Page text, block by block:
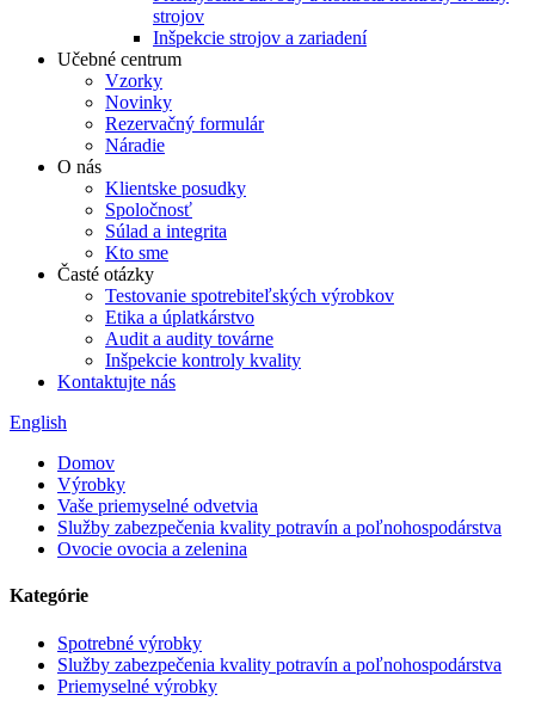
strojov
Inšpekcie strojov a zariadení
Učebné centrum
Vzorky
Novinky
Rezervačný formulár
Náradie
O nás
Klientske posudky
Spoločnosť
Súlad a integrita
Kto sme
Časté otázky
Testovanie spotrebiteľských výrobkov
Etika a úplatkárstvo
Audit a audity továrne
Inšpekcie kontroly kvality
Kontaktujte nás
English
Domov
Výrobky
Vaše priemyselné odvetvia
Služby zabezpečenia kvality potravín a poľnohospodárstva
Ovocie ovocia a zelenina
Kategórie
Spotrebné výrobky
Služby zabezpečenia kvality potravín a poľnohospodárstva
Priemyselné výrobky